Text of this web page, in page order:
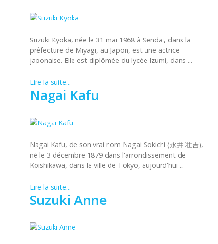
Suzuki Kyoka, née le 31 mai 1968 à Sendai, dans la
préfecture de Miyagi, au Japon, est une actrice
japonaise. Elle est diplômée du lycée Izumi, dans ...
Lire la suite...
Nagai Kafu
Nagai Kafu, de son vrai nom Nagai Sokichi (永井 壮吉),
né le 3 décembre 1879 dans l'arrondissement de
Koishikawa, dans la ville de Tokyo, aujourd'hui ...
Lire la suite...
Suzuki Anne